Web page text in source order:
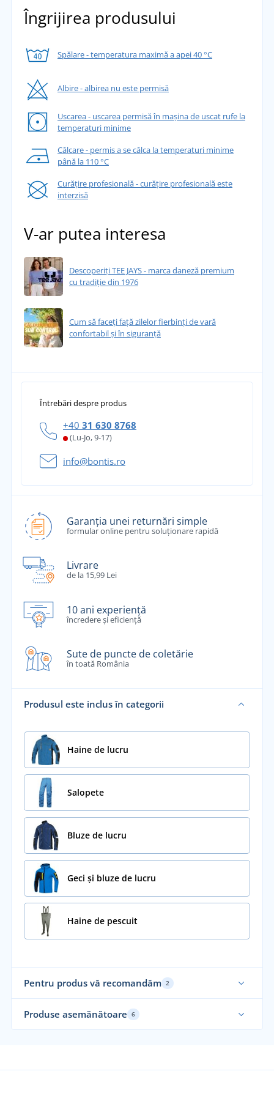
Îngrijirea produsului
Spălare - temperatura maximă a apei 40 °C
Albire - albirea nu este permisă
Uscarea - uscarea permisă în mașina de uscat rufe la
temperaturi minime
Călcare - permis a se călca la temperaturi minime
până la 110 °C
Curățire profesională - curățire profesională este
interzisă
V-ar putea interesa
Descoperiți TEE JAYS - marca daneză premium
cu tradiție din 1976
Cum să faceți față zilelor fierbinți de vară
confortabil și în siguranță
Întrebări despre produs
+40 31 630 8768
(Lu-Jo, 9-17)
info@bontis.ro
Garanția unei returnări simple
formular online pentru soluționare rapidă
Livrare
de la 15,99 Lei
10 ani experiență
încredere și eficiență
Sute de puncte de coletărie
în toată România
Produsul este inclus în categorii
Haine de lucru
Salopete
Bluze de lucru
Geci și bluze de lucru
Haine de pescuit
Pentru produs vă recomandăm 2
Produse asemănătoare 6